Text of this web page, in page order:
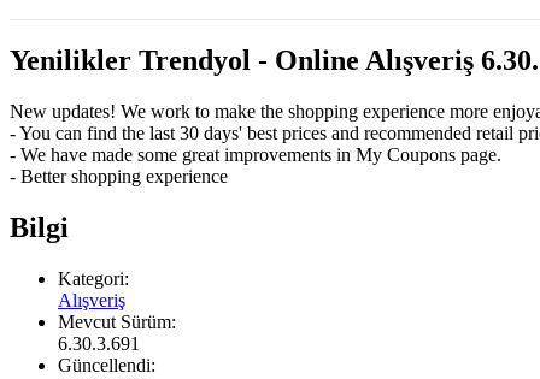
Yenilikler Trendyol - Online Alışveriş
New updates! We work to make the shopping experience more
- You can find the last 30 days' best prices and recommended retail
- We have made some great improvements in My Coupons page.
- Better shopping experience
Bilgi
Kategori:
Alışveriş
Mevcut Sürüm:
6.30.3.691
Güncellendi: